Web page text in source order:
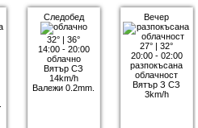
Следобед
32° |36°
14:00 - 20:00
облачно
Вятър СЗ
14km/h
Валежи 0.2mm.
Вечер
27° |32°
20:00 - 02:00
разпокъсана
облачност
Вятър З СЗ
3km/h